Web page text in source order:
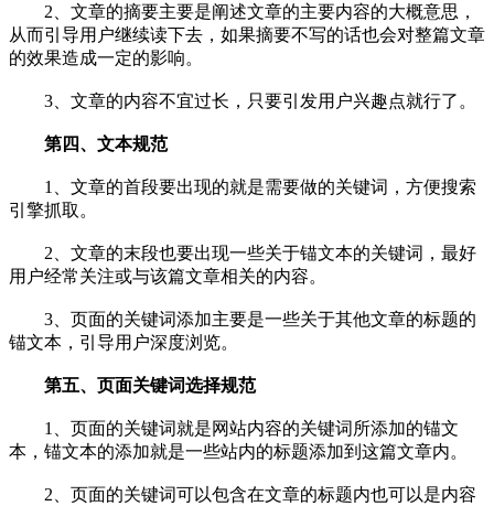
2、文章的摘要主要是阐述文章的主要内容的大概意思，
从而引导用户继续读下去，如果摘要不写的话也会对整篇文章
的效果造成一定的影响。
3、文章的内容不宜过长，只要引发用户兴趣点就行了。
第四、文本规范
1、文章的首段要出现的就是需要做的关键词，方便搜索
引擎抓取。
2、文章的末段也要出现一些关于锚文本的关键词，最好
用户经常关注或与该篇文章相关的内容。
3、页面的关键词添加主要是一些关于其他文章的标题的
锚文本，引导用户深度浏览。
第五、页面关键词选择规范
1、页面的关键词就是网站内容的关键词所添加的锚文
本，锚文本的添加就是一些站内的标题添加到这篇文章内。
2、页面的关键词可以包含在文章的标题内也可以是内容